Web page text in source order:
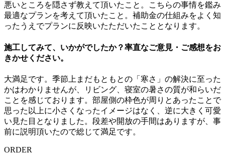
悪いところを隠さず教えて頂いたこと。こちらの事情を鑑み
最適なプランを考えて頂いたこと。補助金の仕組みをよく知
ったうえでプランに反映いたただいたこととなります。
施工してみて、いかがでしたか？率直なご意見・ご感想をお
きかせください。
大満足です。季節上まだもともとの「寒さ」の解決に至った
かはわかりませんが、リビング、寝室の暑さの質が和らいだ
ことを感じております。部屋側の枠色が周りとあったことで
思った以上に小さくなったイメージはなく、逆に大きく可愛
い見た目となりました。段差や開放の手間はありますが、事
前に説明頂いたので総じて満足です。
ORDER